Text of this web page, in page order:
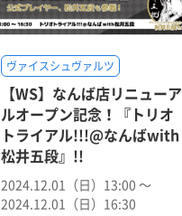
ヴァイスシュヴァルツ
【WS】なんば店リニューア
ルオープン記念！『トリオ
トライアル!!!@なんばwith
松井五段』!!
2024.12.01（日）13:00 〜
2024.12.01（日）16:30